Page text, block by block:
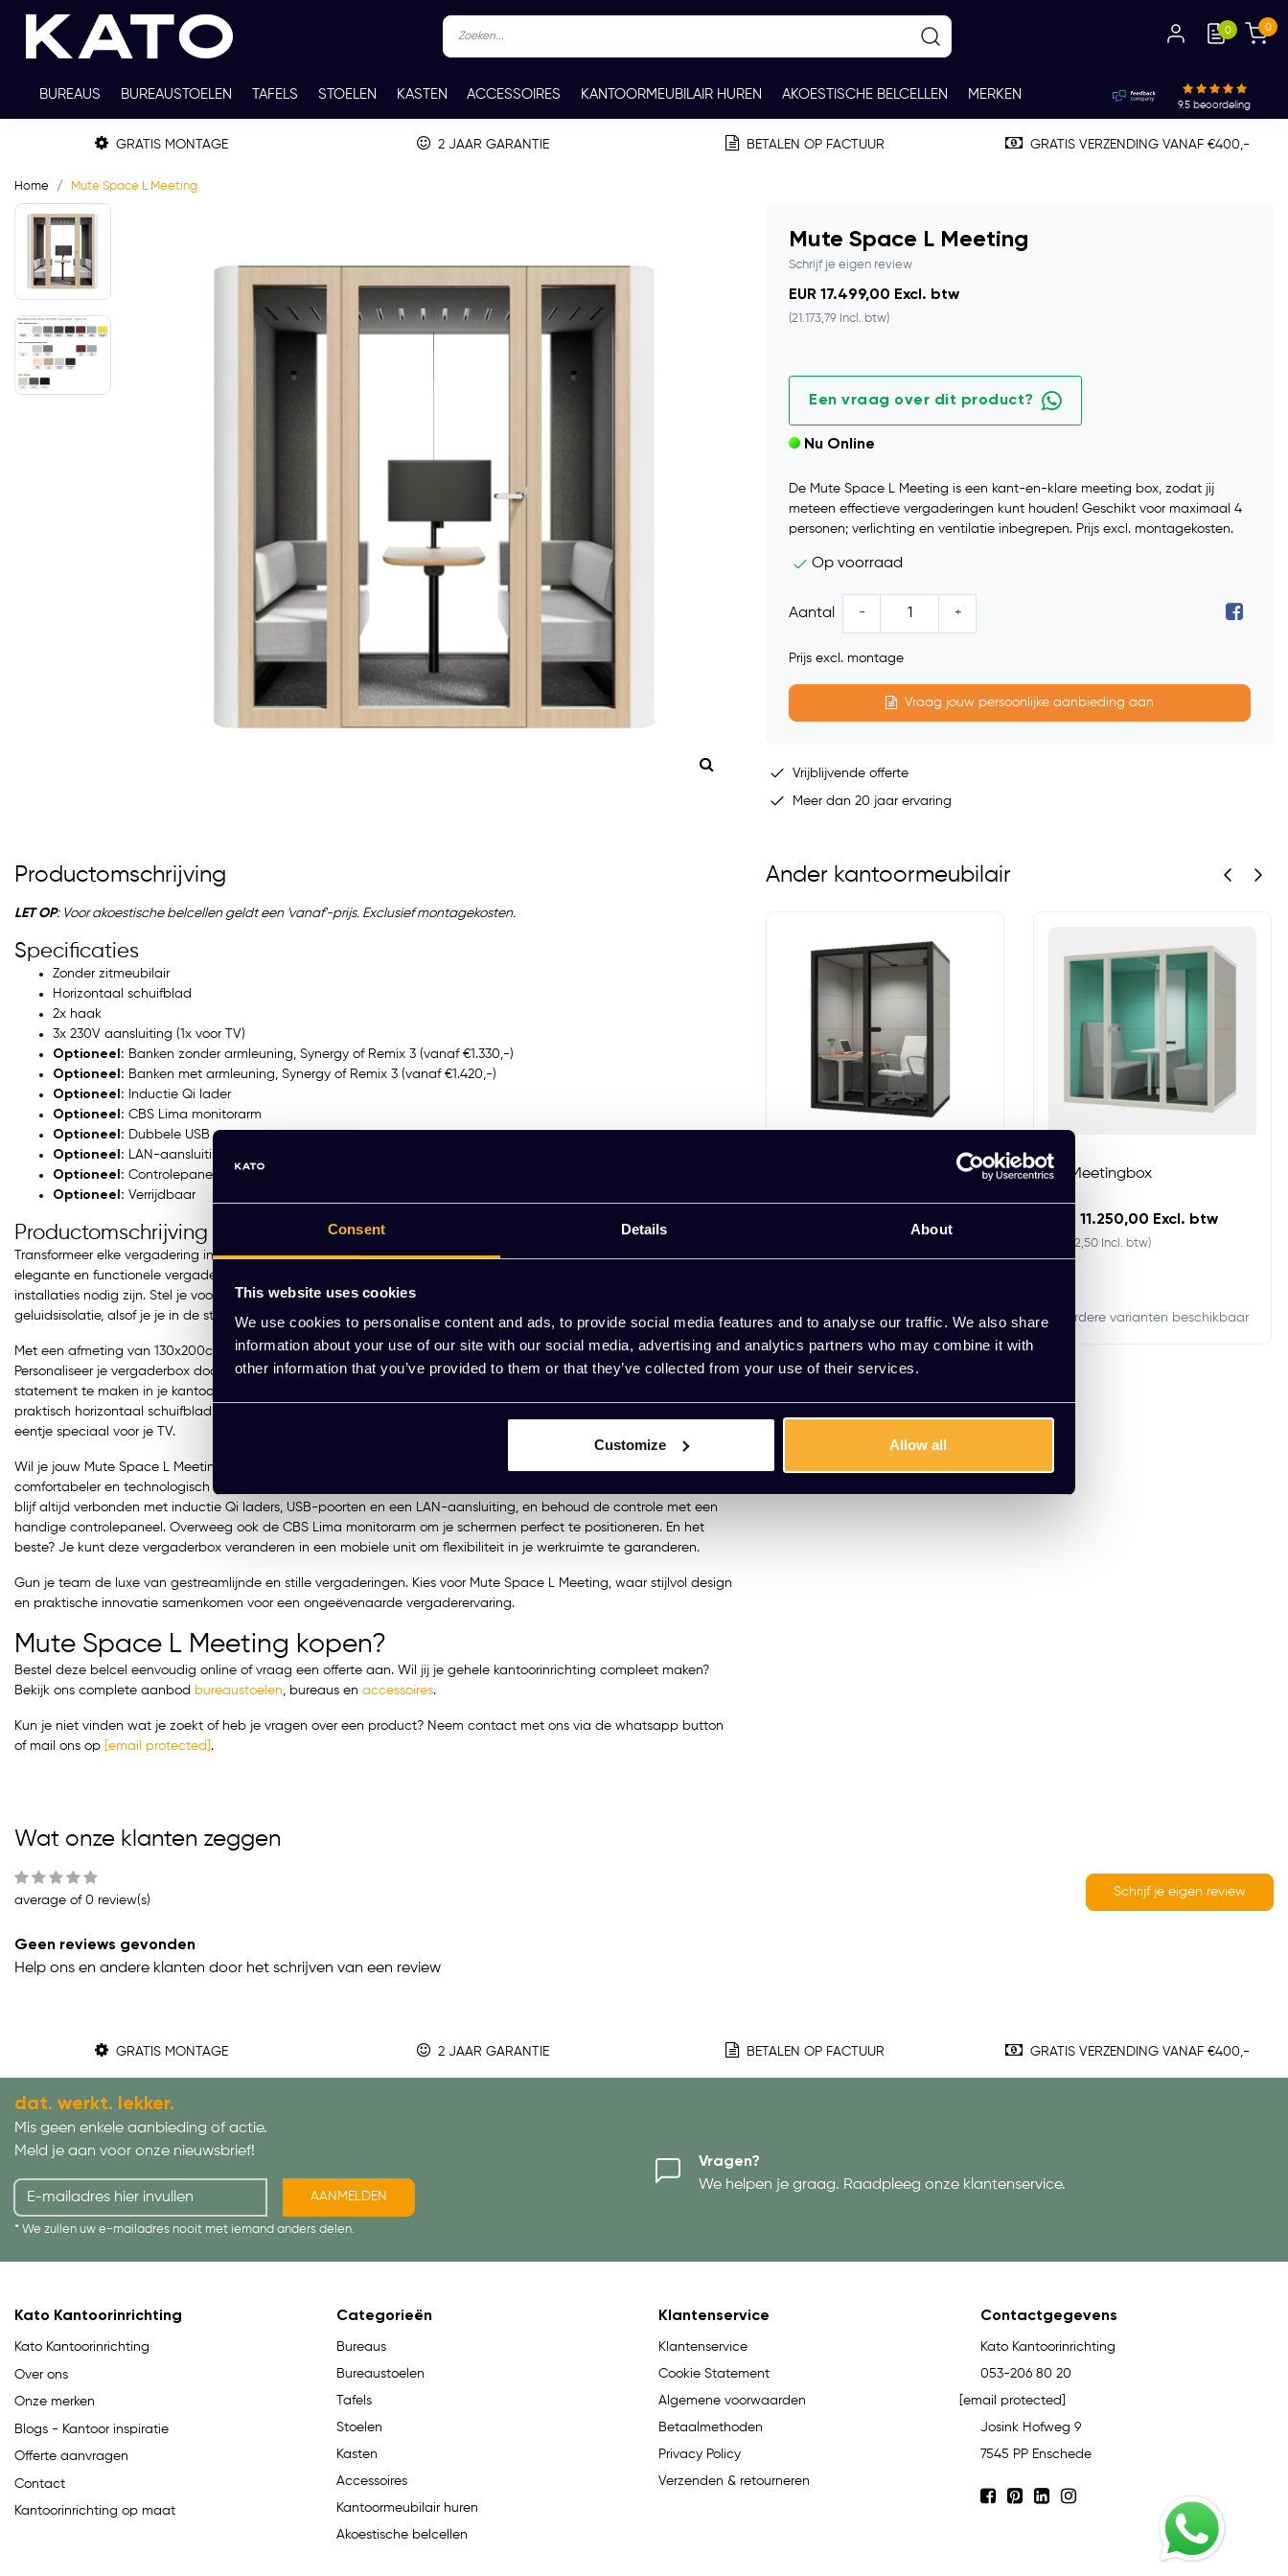
Consent Details About
This website uses cookies
We use cookies to personalise content and ads, to provide social media features and to analyse our traffic. We also share
information about your use of our site with our social media, advertising and analytics partners who may combine it with
other information that you’ve provided to them or that they’ve collected from your use of their services.
Customize Allow all
0 0
BUREAUS BUREAUSTOELEN TAFELS STOELEN KASTEN ACCESSOIRES KANTOORMEUBILAIR HUREN AKOESTISCHE BELCELLEN MERKEN
TWEEDEHANDS THUISWERKPLEKKEN WERKBLADKLEUREN CONTACT
9.5 beoordeling
GRATIS MONTAGE 2 JAAR GARANTIE BETALEN OP FACTUUR GRATIS VERZENDING VANAF €400,-
Home Mute Space L Meeting
Mute Space L Meeting
Schrijf je eigen review
EUR 17.499,00 Excl. btw
(21.173,79 Incl. btw)
Een vraag over dit product?
Nu Online
De Mute Space L Meeting is een kant-en-klare meeting box, zodat jij
meteen effectieve vergaderingen kunt houden! Geschikt voor maximaal 4
personen; verlichting en ventilatie inbegrepen. Prijs excl. montagekosten.
Op voorraad
Aantal - +
Prijs excl. montage
Vraag jouw persoonlijke aanbieding aan
Vrijblijvende offerte
Meer dan 20 jaar ervaring
Productomschrijving
LET OP: Voor akoestische belcellen geldt een 'vanaf'-prijs. Exclusief montagekosten.
Specificaties
Zonder zitmeubilair
Horizontaal schuifblad
2x haak
3x 230V aansluiting (1x voor TV)
Optioneel: Banken zonder armleuning, Synergy of Remix 3 (vanaf €1.330,-)
Optioneel: Banken met armleuning, Synergy of Remix 3 (vanaf €1.420,-)
Optioneel:
Inductie Qi lader
Optioneel: CBS Lima monitorarm
Optioneel: Dubbele USB
Optioneel: LAN-aansluiting
Optioneel: Controlepaneel
Optioneel: Verrijdbaar
Productomschrijving
Transformeer elke vergadering in een serene ervaring met de Mute Space L Meeting. Voor jou die op zoek is naar een
elegante en functionele vergaderruimte, biedt deze meeting box een oase van rust, zonder dat uitgebreide
installaties nodig zijn. Stel je voor: je stapt binnen in een ruimte waar elk gesprek helder is te volgen dankzij perfecte
geluidsisolatie, alsof je je in de stilte van een bibliotheek bevindt.
Met een afmeting van 130x200cm, is deze moderne akoestische belcel ideaal voor maximaal vier personen.
Personaliseer je vergaderbox door een keuze te maken uit een scala aan houtsoorten en kleuren om een stijlvol
statement te maken in je kantoorinterieur. En het mooie is, je hebt geen enkel zitmeubilair nodig om te starten: een
praktisch horizontaal schuifblad, handige haken en voldoende 230V aansluitingen staan tot je beschikking – zelfs
eentje speciaal voor je TV.
Wil je jouw Mute Space L Meeting naar een hoger niveau tillen? Er zijn legio aan opties om je vergaderbox nog
comfortabeler en technologisch geavanceerder te maken. Voeg gestoffeerde banken toe voor een luxere zitervaring,
blijf altijd verbonden met inductie Qi laders, USB-poorten en een LAN-aansluiting, en behoud de controle met een
handige controlepaneel. Overweeg ook de CBS Lima monitorarm om je schermen perfect te positioneren. En het
beste? Je kunt deze vergaderbox veranderen in een mobiele unit om flexibiliteit in je werkruimte te garanderen.
Gun je team de luxe van gestreamlijnde en stille vergaderingen. Kies voor Mute Space L Meeting, waar stijlvol design
en praktische innovatie samenkomen voor een ongeëvenaarde vergaderervaring.
Mute Space L Meeting kopen?
Bestel deze belcel eenvoudig online of vraag een offerte aan. Wil jij je gehele kantoorinrichting compleet maken?
Bekijk ons complete aanbod bureaustoelen bureaus en accessoires.
Kun je niet vinden wat je zoekt of heb je vragen over een product? Neem contact met ons via de whatsapp button
of mail ons op [email protected] .
Ander kantoormeubilair
Space M Single
13.199,00 Excl. btw
Incl. btw)
Meerdere varianten beschikbaar
KT Meetingbox
EUR 11.250,00 Excl. btw
(13.612,50 Incl. btw)
Meerdere varianten beschikbaar
Wat onze klanten zeggen
average of 0 review(s)
Schrijf je eigen review
Geen reviews gevonden
Help ons en andere klanten door het schrijven van een review
GRATIS MONTAGE 2 JAAR GARANTIE BETALEN OP FACTUUR GRATIS VERZENDING VANAF €400,-
dat. werkt. lekker.
Mis geen enkele aanbieding of actie.
Meld je aan voor onze nieuwsbrief!
AANMELDEN
* We zullen uw e-mailadres nooit met iemand anders delen.
Vragen?
We helpen je graag. Raadpleeg onze klantenservice.
Kato Kantoorinrichting
Kato Kantoorinrichting
Over ons
Onze merken
Blogs - Kantoor inspiratie
Offerte aanvragen
Contact
Kantoorinrichting op maat
Categorieën
Bureaus
Bureaustoelen
Tafels
Stoelen
Kasten
Accessoires
Kantoormeubilair huren
Akoestische belcellen
Klantenservice
Klantenservice
Cookie Statement
Algemene voorwaarden
Betaalmethoden
Privacy Policy
Verzenden & retourneren
Contactgegevens
Kato Kantoorinrichting
053-206 80 20
[email protected]
Josink Hofweg 9
7545 PP Enschede